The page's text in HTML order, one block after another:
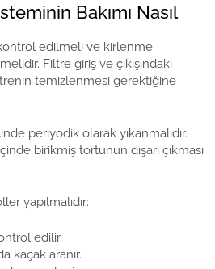
Bakımı Nasıl
edilmeli ve kirlenme
Filtre giriş ve çıkışındaki
temizlenmesi gerektiğine
periyodik olarak yıkanmalıdır.
birikmiş tortunun dışarı çıkması
yapılmalıdır:
edilir.
kaçak aranır.